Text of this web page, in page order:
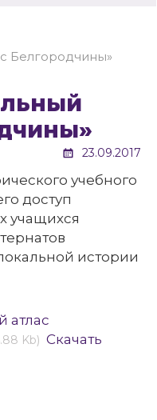
Белгородчины»
23.09.2017
учебного
доступ
учащихся
истории
атлас
Kb) Скачать